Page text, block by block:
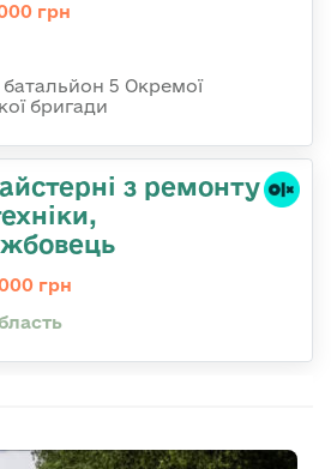
грн
5 Окремої
бригади
з ремонту
грн